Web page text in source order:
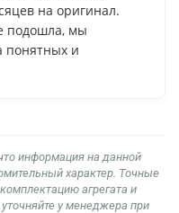
на оригинал.
подошла, мы
понятных и
информация на данной
характер. Точные
агрегата и
у менеджера при